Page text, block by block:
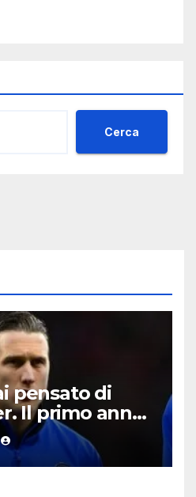
Cerca
pensato di
Il primo anno
fisici, ora